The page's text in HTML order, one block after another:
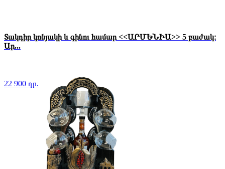
Տակդիր կոնյակի և գինու համար <<ԱՐՄԵՆԻԱ>> 5 բաժակ։
Ար...
22 900 դր.